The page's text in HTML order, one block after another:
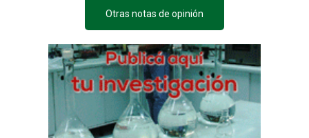
Otras notas de opinión